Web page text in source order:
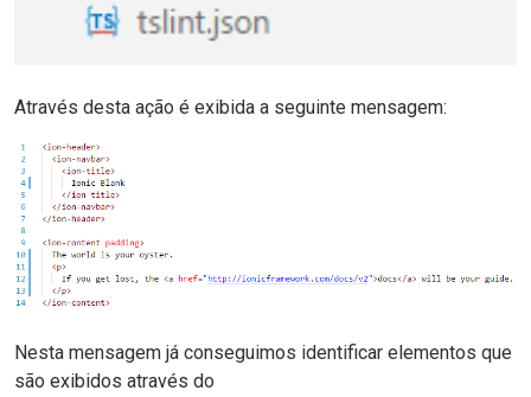
Através desta ação é exibida a seguinte mensagem:
Nesta mensagem já conseguimos identificar elementos que
são exibidos através do